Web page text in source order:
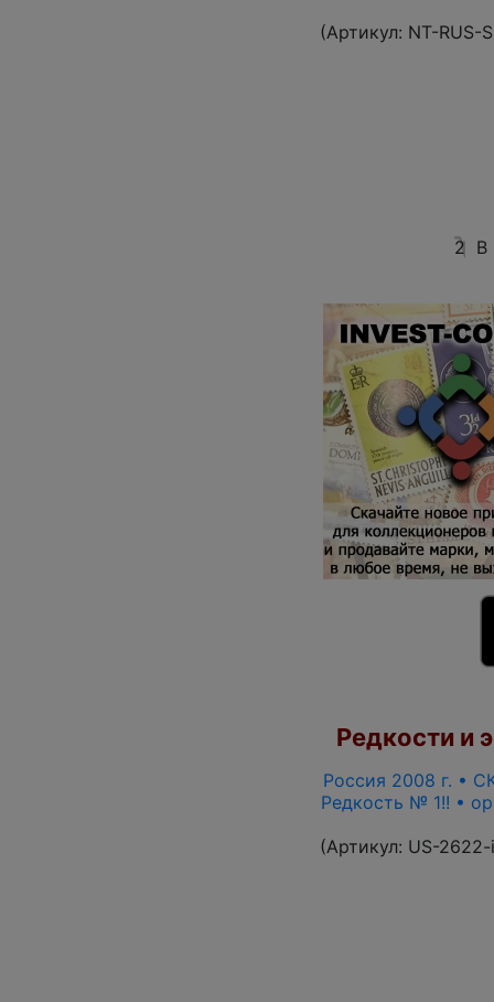
(Артикул: NT-RUS-
2 В
Редкости и
Россия 2008 г. •
Редкость № 1!! •
(Артикул: US-